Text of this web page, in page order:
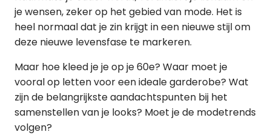
je wensen, zeker op het gebied van mode. Het is
heel normaal dat je zin krijgt in een nieuwe stijl om
deze nieuwe levensfase te markeren.
Maar hoe kleed je je op je 60e? Waar moet je
vooral op letten voor een ideale garderobe? Wat
zijn de belangrijkste aandachtspunten bij het
samenstellen van je looks? Moet je de modetrends
volgen?